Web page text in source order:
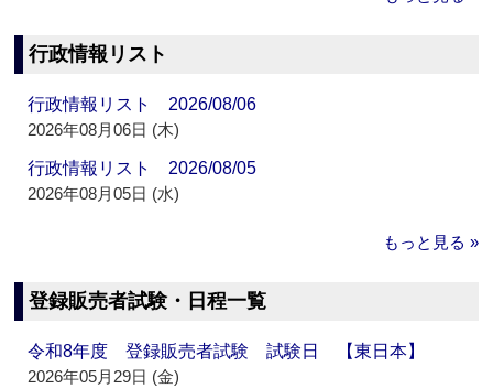
行政情報リスト
行政情報リスト 2026/08/06
2026年08月06日 (木)
行政情報リスト 2026/08/05
2026年08月05日 (水)
もっと見る »
登録販売者試験・日程一覧
令和8年度 登録販売者試験 試験日 【東日本】
2026年05月29日 (金)